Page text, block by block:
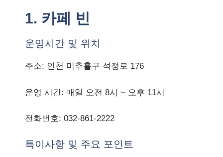
1. 카페 빈
운영시간 및 위치
주소: 인천 미추홀구 석정로 176
운영 시간: 매일 오전 8시 ~ 오후 11시
전화번호: 032-861-2222
특이사항 및 주요 포인트